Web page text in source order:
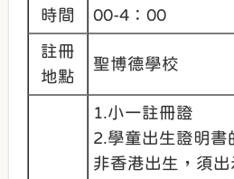
時間
00-4：00
註冊
地點
聖博德學校
1.小一註冊證
2.學童出生證明書
非香港出生，須